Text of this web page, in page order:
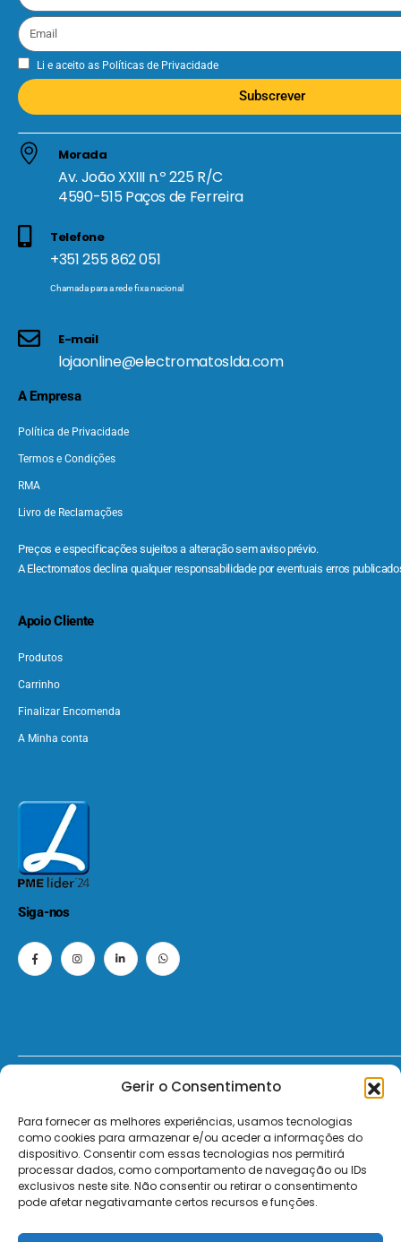
Gerir o Consentimento
Para fornecer as melhores experiências, usamos tecnologias
como cookies para armazenar e/ou aceder a informações do
dispositivo. Consentir com essas tecnologias nos permitirá
processar dados, como comportamento de navegação ou IDs
exclusivos neste site. Não consentir ou retirar o consentimento
pode afetar negativamante certos recursos e funções.
Li e aceito as Políticas de Privacidade
Subscrever
Morada
Av. João XXIII n.º 225 R/C
4590-515 Paços de Ferreira
Telefone
+351 255 862 051
Chamada para a rede fixa nacional
E-mail
lojaonline@electromatoslda.com
A Empresa
Política de Privacidade
Termos e Condições
RMA
Livro de Reclamações
Preços e especificações sujeitos a alteração sem aviso prévio.
A Electromatos declina qualquer responsabilidade por eventuais erros
Apoio Cliente
Produtos
Carrinho
Finalizar Encomenda
A Minha conta
Siga-nos
© 2026 - ElectroMatos - Todos os direitos reservados.
Site by VC.
Pagamentos Seguros MB | MB WAY | Transferência Bancária | Payshop | Visa | Mastercard | Visa